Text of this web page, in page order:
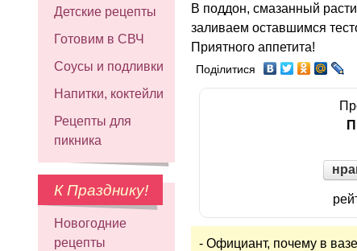
Детские рецепты
Готовим в СВЧ
Соусы и подливки
Напитки, коктейли
Рецепты для
пикника
К Празднику!
Новогодние
рецепты
В поддон, смазанный
заливаем оставшимся
Приятного аппетита!
Поділитися
- Официант, почему в